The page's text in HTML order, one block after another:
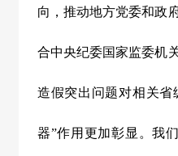
向，推动地方党委和政
合中央纪委国家监委机
造假突出问题对相关
器”作用更加彰显。我